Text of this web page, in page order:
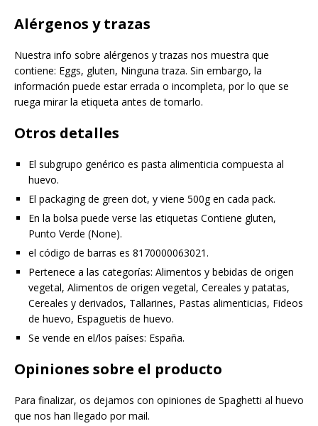
Alérgenos y trazas
Nuestra info sobre alérgenos y trazas nos muestra que
contiene: Eggs, gluten, Ninguna traza. Sin embargo, la
información puede estar errada o incompleta, por lo que se
ruega mirar la etiqueta antes de tomarlo.
Otros detalles
El subgrupo genérico es pasta alimenticia compuesta al
huevo.
El packaging de green dot, y viene 500g en cada pack.
En la bolsa puede verse las etiquetas Contiene gluten,
Punto Verde (None).
el código de barras es 8170000063021.
Pertenece a las categorías: Alimentos y bebidas de origen
vegetal, Alimentos de origen vegetal, Cereales y patatas,
Cereales y derivados, Tallarines, Pastas alimenticias, Fideos
de huevo, Espaguetis de huevo.
Se vende en el/los países: España.
Opiniones sobre el producto
Para finalizar, os dejamos con opiniones de Spaghetti al huevo
que nos han llegado por mail.